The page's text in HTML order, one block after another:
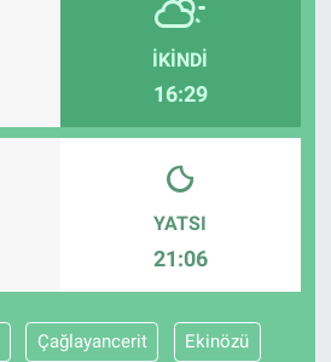
İKINDI
16:29
YATSI
21:06
Çağlayancerit Ekinözü